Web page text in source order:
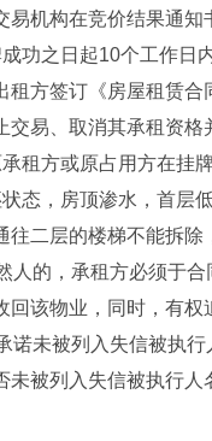
易机构在竞价结果通知
功之日起10个工作日
租方签订《房屋租赁
交易、取消其承租资格
租方或原占用方在挂
态，房顶渗水，首层
往二层的楼梯不能拆除
人的，承租方必须于
回该物业，同时，有权
诺未被列入失信被执
未被列入失信被执行